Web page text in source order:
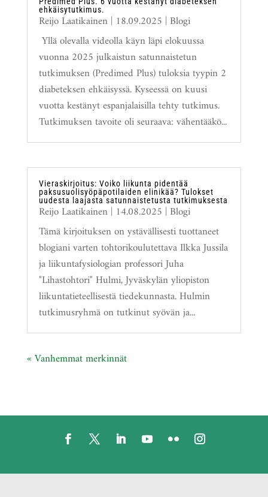
ehkäisytutkimus.
Reijo Laatikainen| 18.09.2025 | Blogi
Yllä olevalla videolla käyn läpi elokuussa
vuonna 2025 julkaistun satunnaistetun
tutkimuksen (Predimed Plus) tuloksia tyypin 2
diabeteksen ehkäisyssä. Kyseessä on kuusi
vuotta kestänyt espanjalaisilla tehty tutkimus.
Tutkimuksen tavoite oli seuraava: vähentääkö...
Vieraskirjoitus: Voiko liikunta pidentää
paksusuolisyöpäpotilaiden elinikää? Tulokset
uudesta laajasta satunnaistetusta tutkimuksesta
Reijo Laatikainen| 14.08.2025 | Blogi
Tämä kirjoituksen on ystävällisesti tuottaneet
blogiani varten tohtorikoulutettava Ilkka Jussila
ja liikuntafysiologian professori Juha
"Lihastohtori" Hulmi, Jyväskylän yliopiston
liikuntatieteellisestä tiedekunnasta. Hulmin
tutkimusryhmä on tutkinut syövän ja...
« Vanhemmat merkinnät